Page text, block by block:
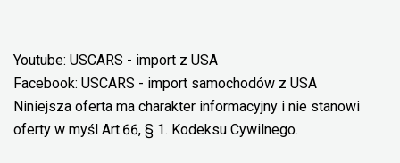
Youtube: USCARS - import z USA
Facebook: USCARS - import samochodów z USA
Niniejsza oferta ma charakter informacyjny i nie stanowi
oferty w myśl Art.66, § 1. Kodeksu Cywilnego.